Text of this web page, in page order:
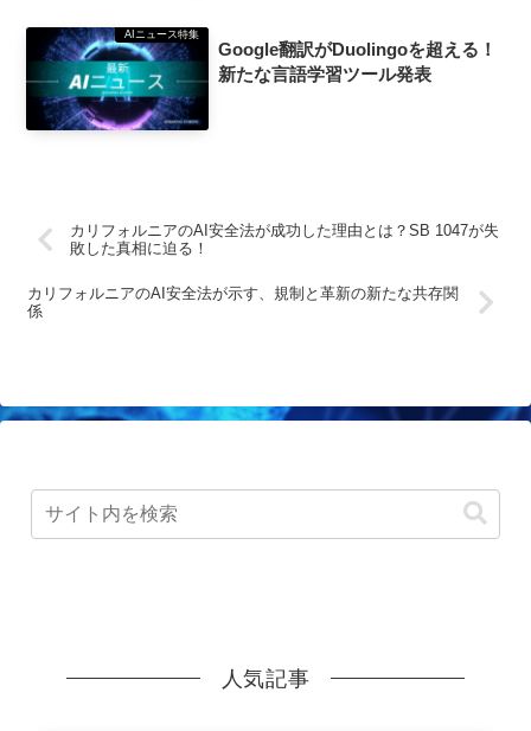
AIニュース特集
Google翻訳がDuolingoを超える！
新たな言語学習ツール発表
カリフォルニアのAI安全法が成功した理由とは？SB 1047が失
敗した真相に迫る！
カリフォルニアのAI安全法が示す、規制と革新の新たな共存関
係
人気記事